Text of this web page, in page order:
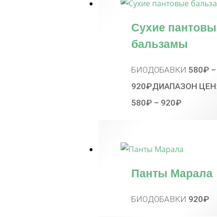
Сухие
бальзамы
БИОДОБАВКИ 580₽ –
920₽ДИАПАЗОН
580₽ – 920₽
Панты Марала
БИОДОБАВКИ 920₽